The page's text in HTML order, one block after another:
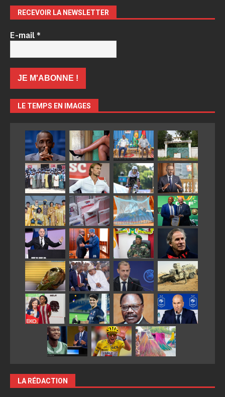
RECEVOIR LA NEWSLETTER
E-mail*
LE TEMPS EN IMAGES
LA RÉDACTION